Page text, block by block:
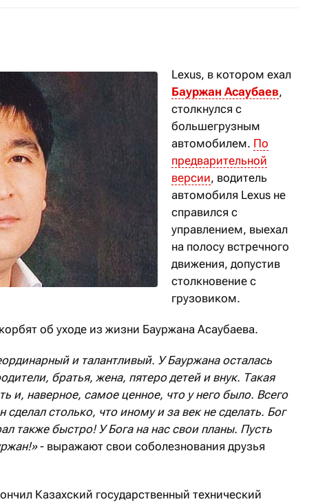
Lexus, в котором ехал
Бауржан Асаубаев,
столкнулся с
большегрузным
автомобилем. По
предварительной
версии, водитель
автомобиля Lexus не
справился с
управлением, выехал
на полосу встречного
движения, допустив
столкновение с
грузовиком.
об уходе из жизни Бауржана Асаубаева.
и талантливый. У Бауржана осталась
братья, жена, пятеро детей и внук. Такая
и, наверное, самое ценное, что у него было. Всего
столько, что иному и за век не сделать. Бог
также быстро! У Бога на нас свои планы. Пусть
- выражают свои соболезнования друзья
Казахский государственный технический